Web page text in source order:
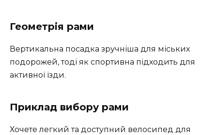
Геометрія рами
Вертикальна посадка зручніша для міських
подорожей, тоді як спортивна підходить для
активної їзди.
Приклад вибору рами
Хочете легкий та доступний велосипед для